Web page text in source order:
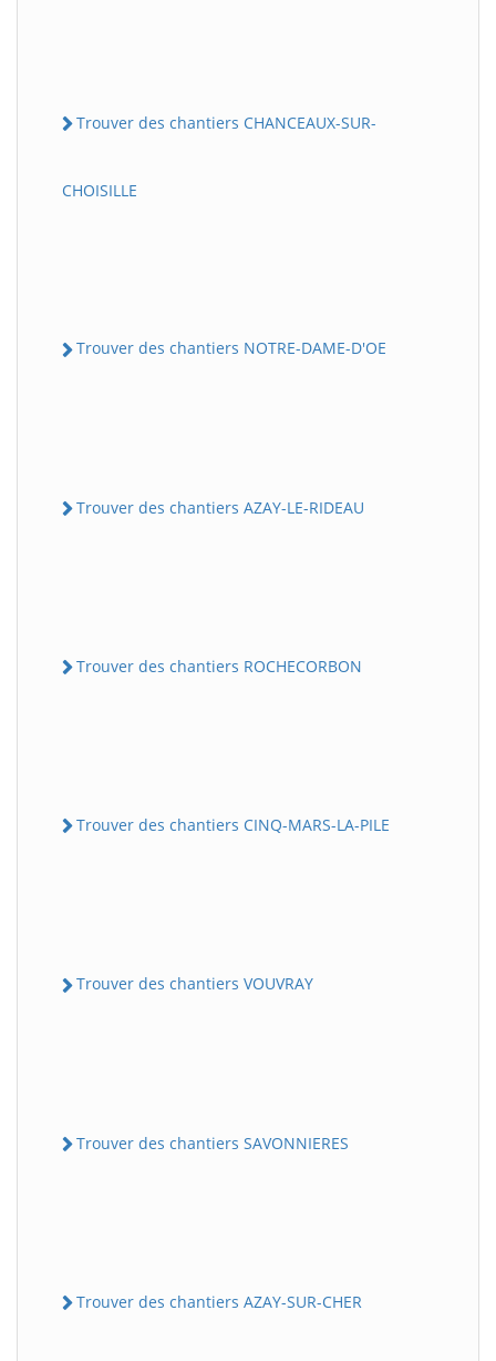
Trouver des chantiers CHANCEAUX-SUR-
CHOISILLE
Trouver des chantiers NOTRE-DAME-D'OE
Trouver des chantiers AZAY-LE-RIDEAU
Trouver des chantiers ROCHECORBON
Trouver des chantiers CINQ-MARS-LA-PILE
Trouver des chantiers VOUVRAY
Trouver des chantiers SAVONNIERES
Trouver des chantiers AZAY-SUR-CHER